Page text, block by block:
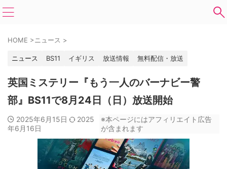
HOME >ニュース >
ニュース BS11 イギリス 放送情報 無料配信・放送
英国ミステリー『もう一人のバーナビー警
部』BS11で8月24日（日）放送開始
2025年6月15日
2025
年6月16日
※本ページにはアフィリエイト広告
が含まれます